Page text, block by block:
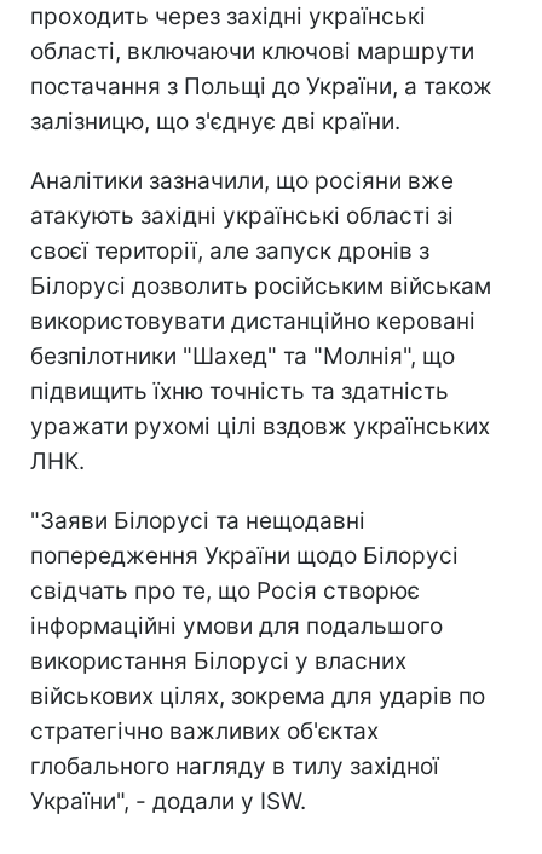
проходить через західні українські
області, включаючи ключові маршрути
постачання з Польщі до України, а також
залізницю, що з'єднує дві країни.
Аналітики зазначили, що росіяни вже
атакують західні українські області зі
своєї території, але запуск дронів з
Білорусі дозволить російським військам
використовувати дистанційно керовані
безпілотники "Шахед" та "Молнія", що
підвищить їхню точність та здатність
уражати рухомі цілі вздовж українських
ЛНК.
"Заяви Білорусі та нещодавні
попередження України щодо Білорусі
свідчать про те, що Росія створює
інформаційні умови для подальшого
використання Білорусі у власних
військових цілях, зокрема для ударів по
стратегічно важливих об'єктах
глобального нагляду в тилу західної
України", - додали у ISW.